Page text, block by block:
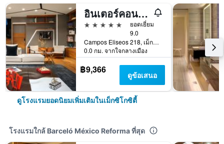
อินเตอร์คอนติเนนตัล เปรสซิเดนเต เม็กซิโก ซิตี้ บาย IHG
5 ดาว
ยอดเยี่ยม
9.0
Campos Eliseos 218, เม็กซิโกซิตี้, เม็กซิโก ซิตี้ เฟเดอรัล ดิสตริกต์, เม็กซิโก
0.0 กม. จากใจกลางเมือง
฿9,366 ดูข้อเสนอ
ดูโรงแรมยอดนิยมเพิ่มเติมในเม็กซิโกซิตี้
โรงแรมใกล้ Barceló México Reforma ที่สุด